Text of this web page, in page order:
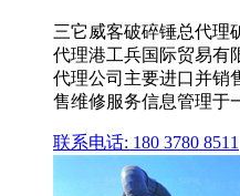
三它威客破碎锤总代理
代理港工兵国际贸易有
代理公司主要进口并销
售维修服务信息管理于
联系电话: 180 3780 8511